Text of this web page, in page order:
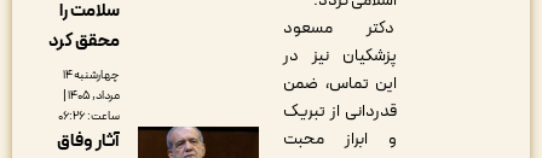
دکتر مسعود
پزشکیان نیز در
این تماس، ضمن
قدردانی از تبریک
و ابراز محبت
سلامت را
محقق کرد
چهارشنبه ۱۴
مرداد, ۱۴۰۵ |
آثار وفاق